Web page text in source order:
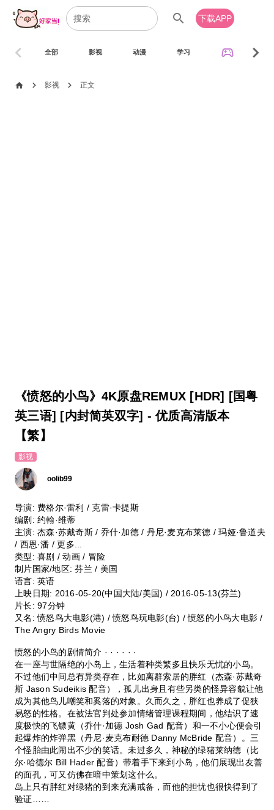
search 下载APP
全部 影视 动漫 学习 sports_esports
chevron_left chevron_right
home chevron_right 影视 chevron_right 正文
《愤怒的小鸟》4K原盘REMUX [HDR] [国粤
英三语] [内封简英双字] - 优质高清版本
【繁】
影视
oolib99
导演: 费格尔·雷利 / 克雷·卡提斯
编剧: 约翰·维蒂
主演: 杰森·苏戴奇斯 / 乔什·加德 / 丹尼·麦克布莱德 / 玛娅·鲁道夫
/ 西恩·潘 / 更多...
类型: 喜剧 / 动画 / 冒险
制片国家/地区: 芬兰 / 美国
语言: 英语
上映日期: 2016-05-20(中国大陆/美国) / 2016-05-13(芬兰)
片长: 97分钟
又名: 愤怒鸟大电影(港) / 愤怒鸟玩电影(台) / 愤怒的小鸟大电影 /
The Angry Birds Movie
愤怒的小鸟的剧情简介 · · · · · ·
在一座与世隔绝的小岛上，生活着种类繁多且快乐无忧的小鸟。
不过他们中间总有异类存在，比如离群索居的胖红（杰森·苏戴奇
斯 Jason Sudeikis 配音），孤儿出身且有些另类的怪异容貌让他
成为其他鸟儿嘲笑和奚落的对象。久而久之，胖红也养成了促狭
易怒的性格。在被法官判处参加情绪管理课程期间，他结识了速
度极快的飞镖黄（乔什·加德 Josh Gad 配音）和一不小心便会引
起爆炸的炸弹黑（丹尼·麦克布耐德 Danny McBride 配音）。三
个怪胎由此闹出不少的笑话。未过多久，神秘的绿猪莱纳德（比
尔·哈德尔 Bill Hader 配音）带着手下来到小岛，他们展现出友善
的面孔，可又仿佛在暗中策划这什么。
岛上只有胖红对绿猪的到来充满戒备，而他的担忧也很快得到了
验证……